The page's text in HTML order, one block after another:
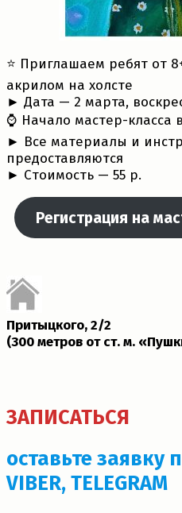
⭐️ Приглашаем ребят от
акрилом на холсте
► Дата — 2 марта,
⌚ Начало мастер-класса
► Все материалы и
предоставляются
► Cтоимость — 55 р.
Регистрация на
Притыцкого, 2/2
(300 метров от ст. м.
ЗАПИСАТЬСЯ
оставьте
VIBER, TELEGRAM